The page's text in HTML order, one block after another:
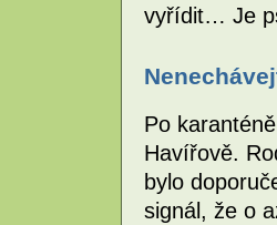
vyřídit… Je
Po
Havířově.
bylo
signál, že o